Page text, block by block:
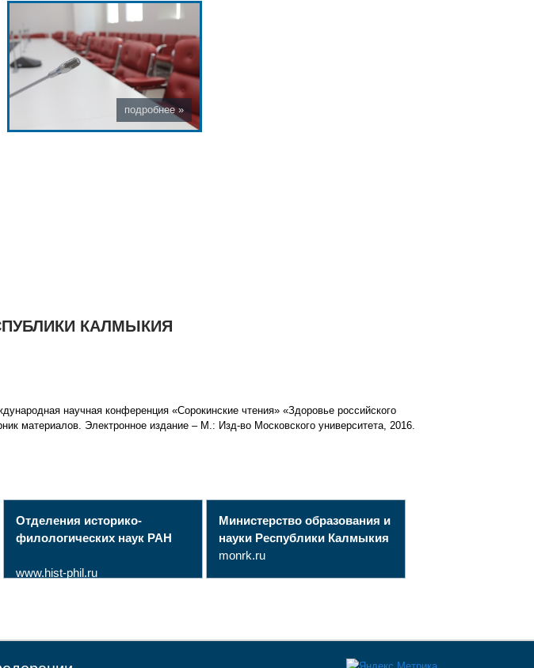
КАЛМЫКИЯ
научная конференция «Сорокинские чтения» «Здоровье российского
материалов. Электронное издание – М.: Изд-во Московского университета, 2016.
Отделения историко-
филологических наук РАН
www.hist-phil.ru
Министерство образования и
науки Республики Калмыкия
monrk.ru